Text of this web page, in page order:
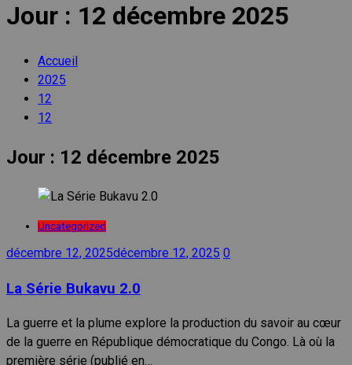
Jour : 12 décembre 2025
Accueil
2025
12
12
Jour : 12 décembre 2025
Uncategorized
décembre 12, 2025décembre 12, 2025 0
La Série Bukavu 2.0
La guerre et la plume explore la production du savoir au cœur
de la guerre en République démocratique du Congo. Là où la
première série (publié en…